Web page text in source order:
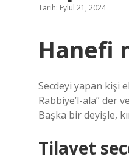
Tarih: Eylül 21, 2024
Hanefi
Secdeyi yapan kişi
Rabbiye’l-ala” der
Başka bir deyişle,
Tilavet